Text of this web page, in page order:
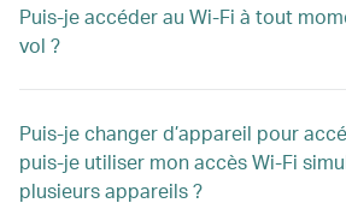
Puis-je accéder au Wi-Fi à tout
vol ?
Puis-je changer d’appareil pour
puis-je utiliser mon accès Wi-Fi
plusieurs appareils ?